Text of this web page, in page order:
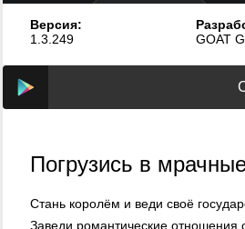
Версия:
1.3.249
GOAT
Погрузись в
Стань королём и веди своё
Заведи романтические отношения